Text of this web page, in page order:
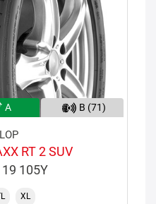
A B (71)
RT 2 SUV
105Y
XL